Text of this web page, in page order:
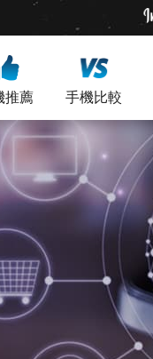
推薦 手機比較